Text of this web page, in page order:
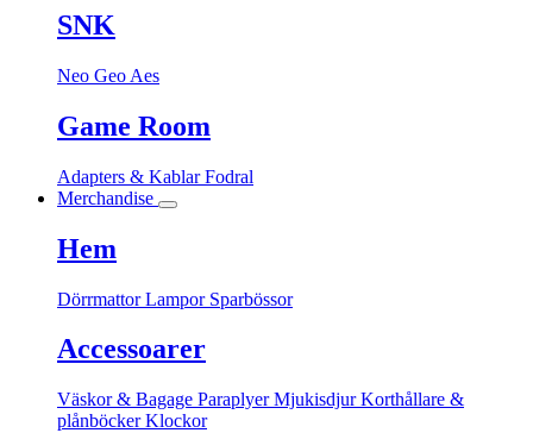
SNK
Neo Geo Aes
Game Room
Adapters & KablarFodral
Merchandise
Hem
DörrmattorLampor Sparbössor
Accessoarer
Väskor & Bagage ParaplyerMjukisdjurKorthållare &
plånböckerKlockor